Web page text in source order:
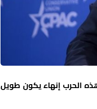
الحرب إنهاء يكون طويل